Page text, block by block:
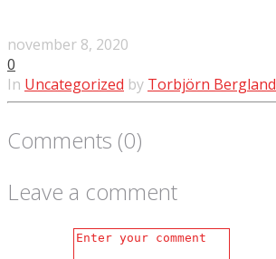
november 8, 2020
0
In Uncategorized by Torbjörn Bergland
Comments (0)
Leave a comment